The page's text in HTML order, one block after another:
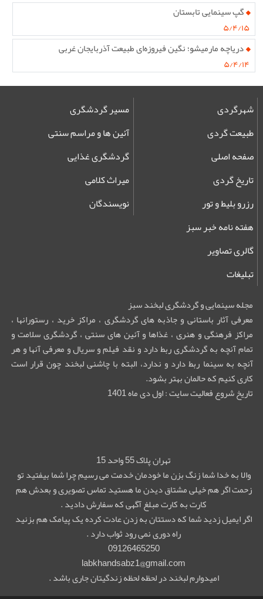
گپ سینمایی تابستان
۵/۴/۱۵
دریاچه مارمیشو؛ نگین فیروزه‌ای طبیعت آذربایجان غربی
۵/۴/۱۴
شهرگردی
طبیعت گردی
صفحه اصلی
تاریخ گردی
مسیر گردشگری
آئین ها و مراسم سنتی
گردشگری غذایی
میراث کلامی
رزرو بلیط و تور
هفته نامه خبر سبز
گالری تصاویر
تبلیغات
نویسندگان
مجله سینمایی و گردشگری لبخند سبز
معرفی آثار باستانی و جاذبه های گردشگری ، مراکز خرید ، رستورانها ،
مراکز فرهنگی و هنری ، غذاها و آئین های سنتی ، گردشگری سلامت و
تمام آنچه به گردشگری ربط دارد و نقد فیلم و سریال و معرفی آنها و هر
آنچه به سینما ربط دارد و ندارد، البته با چاشنی لبخند چون قرار است
کاری کنیم که حالمان بهتر بشود.
تاریخ شروع فعالیت سایت : اول دی ماه 1401
تهران پلاک 55 واحد 15
والا به خدا شما زنگ بزن ما خودمان خدمت می رسیم چرا شما بیفتید تو
زحمت اگر هم خیلی مشتاق دیدن ما هستید تماس تصویری و بعدش هم
کارت به کارت مبلغ آگهی که سفارش دادید .
اگر ایمیل زدید شما که دستتان به زدن عادت کرده یک پیامک هم بزنید
راه دوری نمی رود ثواب دارد .
09126465250
labkhandsabz1@gmail.com
امیدوارم لبخند در لحظه لحظه زندگیتان جاری باشد .